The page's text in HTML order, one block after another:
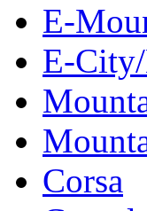
E-
E-
Corsa